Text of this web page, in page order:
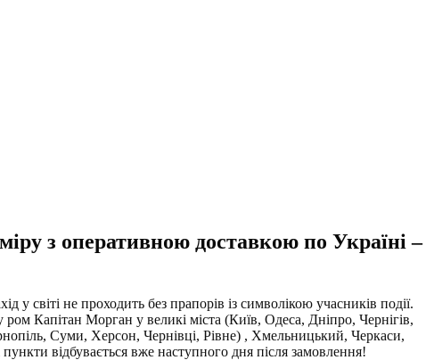
з оперативною доставкою по Україні –
світі не проходить без прапорів із символікою учасників події.
Капітан Морган у великі міста (Київ, Одеса, Дніпро, Чернігів,
Суми, Херсон, Чернівці, Рівне) , Хмельницький, Черкаси,
відбувається вже наступного дня після замовлення!